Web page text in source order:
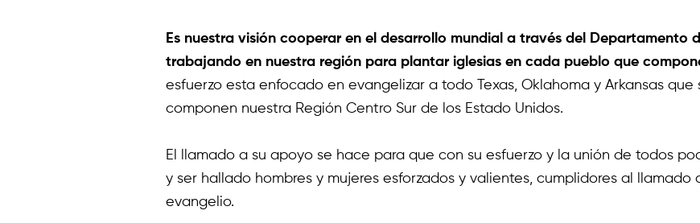
Es nuestra visión cooperar en el desarrollo mundial a través del Departamento
trabajando en nuestra región para plantar iglesias en cada pueblo que
esfuerzo esta enfocado en evangelizar a todo Texas, Oklahoma y Arkansas que
componen nuestra Región Centro Sur de los Estado Unidos.
El llamado a su apoyo se hace para que con su esfuerzo y la unión de todos
y ser hallado hombres y mujeres esforzados y valientes, cumplidores al llamado
evangelio.